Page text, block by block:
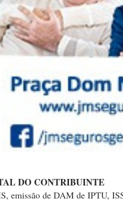
DO CONTRIBUINTE
emissão de DAM de IPTU,